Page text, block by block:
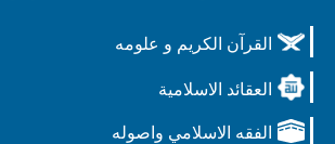
القرآن الكريم و علومه
العقائد الاسلامية
الفقه الاسلامي واصوله